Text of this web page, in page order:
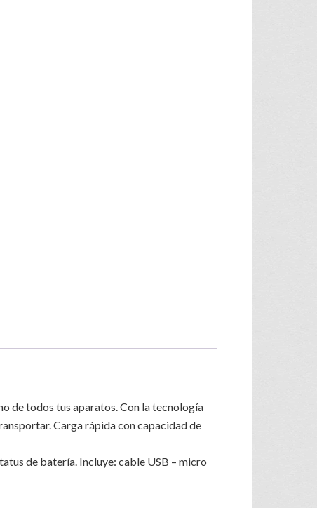
de todos tus aparatos. Con la tecnología
Carga rápida con capacidad de
de batería. Incluye: cable USB – micro